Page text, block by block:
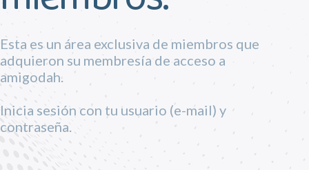
Esta es un área exclusiva de miembros que
adquieron su membresía de acceso a
amigodah.
Inicia sesión con tu usuario (e-mail) y
contraseña.